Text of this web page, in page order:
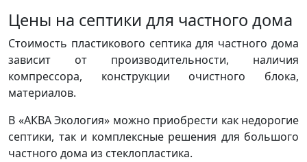
Цены на септики для частного дома
Стоимость пластикового септика для частного дома
зависит от производительности, наличия
компрессора, конструкции очистного блока,
материалов.
В «АКВА Экология» можно приобрести как недорогие
септики, так и комплексные решения для большого
частного дома из стеклопластика.